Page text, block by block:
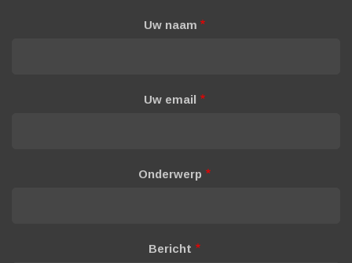
Uw naam
Uw email
Onderwerp
Bericht